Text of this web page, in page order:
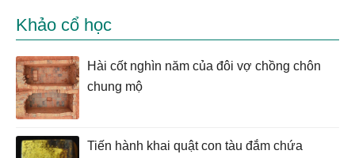
Khảo cổ học
Hài cốt nghìn năm của đôi vợ chồng chôn
chung mộ
Tiến hành khai quật con tàu đắm chứa